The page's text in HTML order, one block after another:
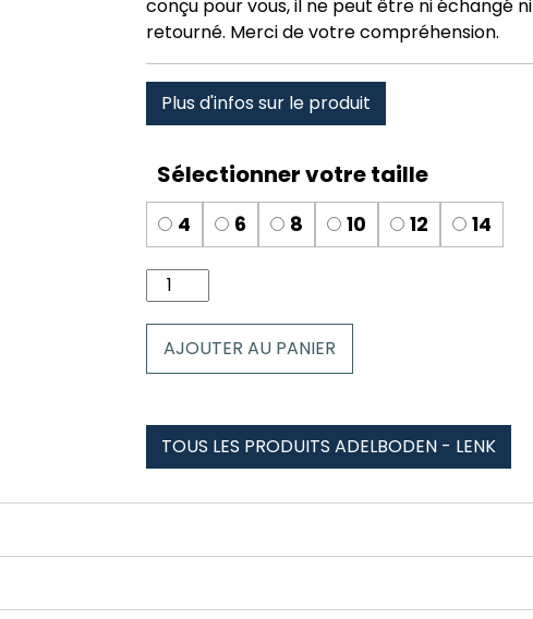
conçu pour vous, il ne peut être ni échangé ni
retourné. Merci de votre compréhension.
Plus d'infos sur le produit
4 6 8 10 12 14
quantité
de
enfant
Lenk
AJOUTER AU PANIER
TOUS LES PRODUITS ADELBODEN - LENK